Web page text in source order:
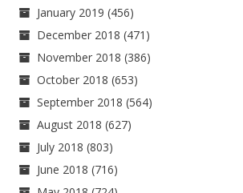
January 2019 (456)
December 2018 (471)
November 2018 (386)
October 2018 (653)
September 2018 (564)
August 2018 (627)
July 2018 (803)
June 2018 (716)